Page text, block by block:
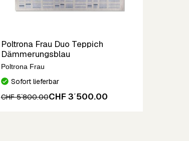
Poltrona Frau Duo Teppich
Dämmerungsblau
Poltrona Frau
Sofort lieferbar
CHF 5´800.00CHF 3´500.00